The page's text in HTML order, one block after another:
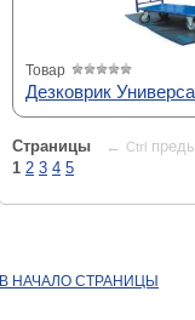
Товар
Дезковрик
Страницы ← Ctrl
1 2 3 4 5
В НАЧАЛО СТРАНИЦЫ